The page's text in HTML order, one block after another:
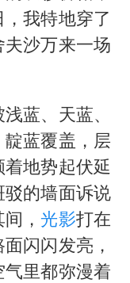
我特地穿了
沙万来一场
蓝、天蓝、
蓝覆盖，层
地势起伏延
的墙面诉说
间，光影打在
闪闪发亮，
里都弥漫着